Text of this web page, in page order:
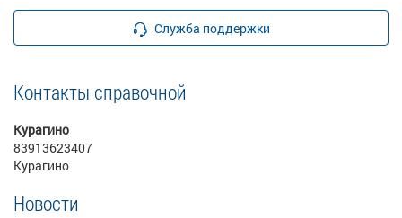
Служба поддержки
Контакты справочной
Курагино
83913623407
Курагино
Новости